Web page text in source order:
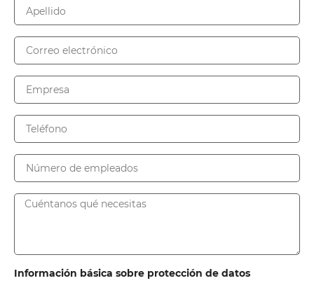
Información básica sobre protección de datos